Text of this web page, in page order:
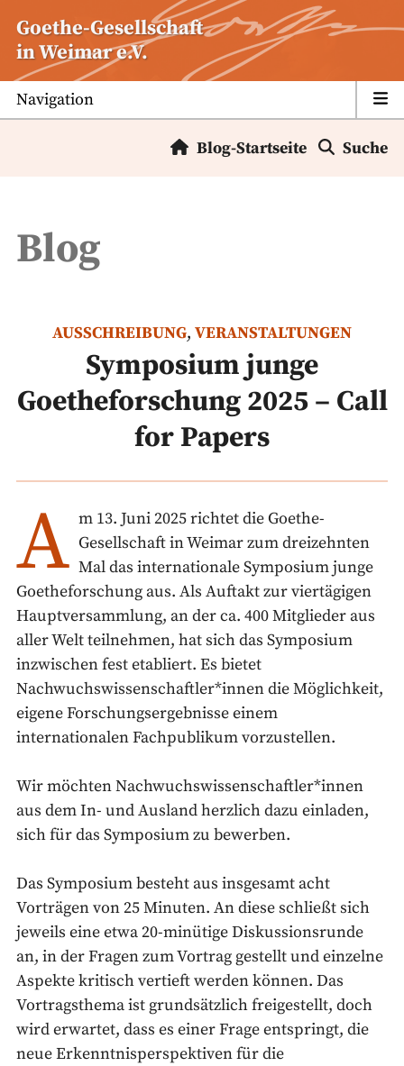
Inhalt
springen
Goethe-Gesellschaft
in Weimar e.V.
Navigation
Blog-Startseite Suche
Blog
AUSSCHREIBUNG, VERANSTALTUNGEN
Symposium junge
Goetheforschung 2025 – Call
for Papers
A m 13. Juni 2025 richtet die Goethe-
Gesellschaft in Weimar zum dreizehnten
Mal das internationale Symposium junge
Goetheforschung aus. Als Auftakt zur viertägigen
Hauptversammlung, an der ca. 400 Mitglieder aus
aller Welt teilnehmen, hat sich das Symposium
inzwischen fest etabliert. Es bietet
Nachwuchswissenschaftler*innen die Möglichkeit,
eigene Forschungsergebnisse einem
internationalen Fachpublikum vorzustellen.
Wir möchten Nachwuchswissenschaftler*innen
aus dem In- und Ausland herzlich dazu einladen,
sich für das Symposium zu bewerben.
Das Symposium besteht aus insgesamt acht
Vorträgen von 25 Minuten. An diese schließt sich
jeweils eine etwa 20-minütige Diskussionsrunde
an, in der Fragen zum Vortrag gestellt und einzelne
Aspekte kritisch vertieft werden können. Das
Vortragsthema ist grundsätzlich freigestellt, doch
wird erwartet, dass es einer Frage entspringt, die
neue Erkenntnisperspektiven für die